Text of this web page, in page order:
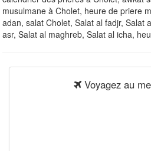
musulmane à Cholet, heure de priere
adan, salat Cholet, Salat al fadjr, Salat
asr, Salat al maghreb, Salat al icha,
Voyagez au